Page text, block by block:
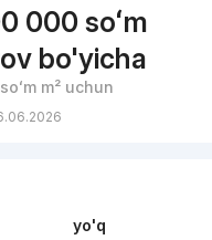
000 soʻm
bo'yicha
soʻmm² uchun
yo'q